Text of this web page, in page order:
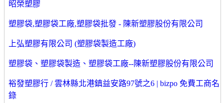
昭榮塑膠
塑膠袋,塑膠袋工廠,塑膠袋批發 - 陳新塑膠股份有限公司
上弘塑膠有限公司 (塑膠袋製造工廠)
塑膠袋、塑膠袋製造、塑膠袋工廠--陳新塑膠股份有限公司
裕發塑膠行 / 雲林縣北港鎮益安路97號之6 | bizpo 免費工商名
錄